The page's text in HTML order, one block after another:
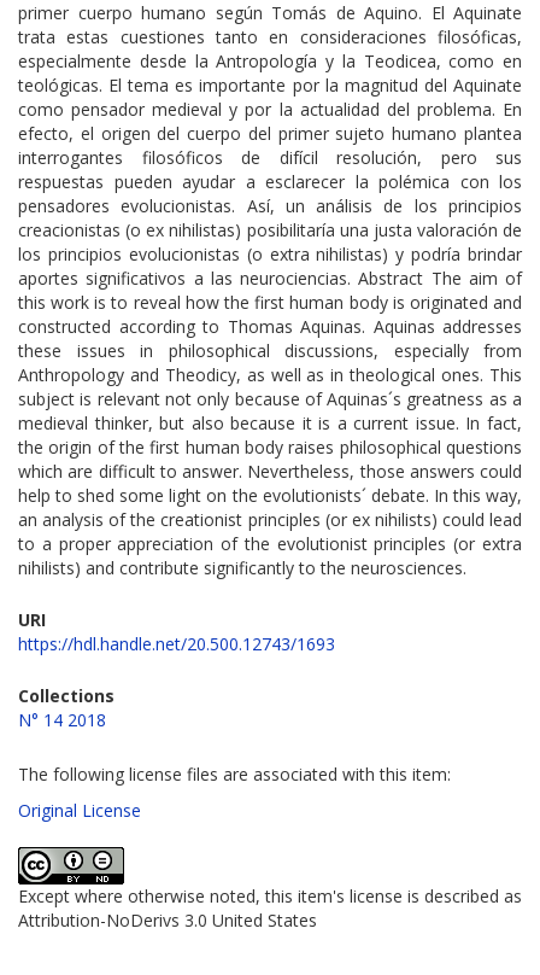
primer cuerpo humano según Tomás de Aquino. El Aquinate
trata estas cuestiones tanto en consideraciones filosóficas,
especialmente desde la Antropología y la Teodicea, como en
teológicas. El tema es importante por la magnitud del Aquinate
como pensador medieval y por la actualidad del problema. En
efecto, el origen del cuerpo del primer sujeto humano plantea
interrogantes filosóficos de difícil resolución, pero sus
respuestas pueden ayudar a esclarecer la polémica con los
pensadores evolucionistas. Así, un análisis de los principios
creacionistas (o ex nihilistas) posibilitaría una justa valoración de
los principios evolucionistas (o extra nihilistas) y podría brindar
aportes significativos a las neurociencias. Abstract The aim of
this work is to reveal how the first human body is originated and
constructed according to Thomas Aquinas. Aquinas addresses
these issues in philosophical discussions, especially from
Anthropology and Theodicy, as well as in theological ones. This
subject is relevant not only because of Aquinas´s greatness as a
medieval thinker, but also because it is a current issue. In fact,
the origin of the first human body raises philosophical questions
which are difficult to answer. Nevertheless, those answers could
help to shed some light on the evolutionists´ debate. In this way,
an analysis of the creationist principles (or ex nihilists) could lead
to a proper appreciation of the evolutionist principles (or extra
nihilists) and contribute significantly to the neurosciences.
URI
https://hdl.handle.net/20.500.12743/1693
Collections
N° 14 2018
The following license files are associated with this item:
Original License
Except where otherwise noted, this item's license is described as
Attribution-NoDerivs 3.0 United States